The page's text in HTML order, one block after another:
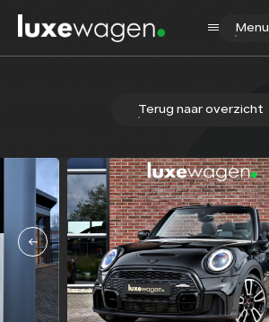
Menu
Home
Aanbod
Diensten
Verkocht
Over ons
Contact
Terug naar overzicht